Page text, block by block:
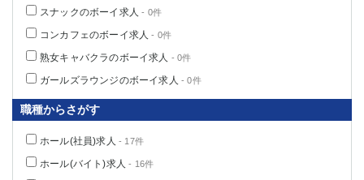
スナックのボーイ求人 - 0件
コンカフェのボーイ求人 - 0件
熟女キャバクラのボーイ求人 - 0件
ガールズラウンジのボーイ求人 - 0件
職種からさがす
ホール(社員)求人 - 17件
ホール(バイト)求人 - 16件